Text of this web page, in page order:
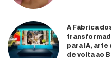
A Fábrica
para IA, arte
de volta ao